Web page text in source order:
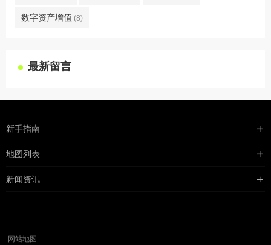
数字资产增值 (8)
最新留言
新手指南
购买流程
地图列表
最新文章
新闻资讯
媒体新闻
网站地图